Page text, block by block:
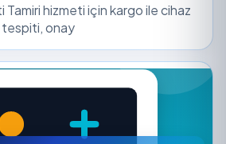
hizmeti için kargo ile cihaz
tespiti, onay